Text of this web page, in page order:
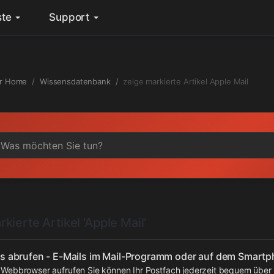
Support
Home Wissensdatenbank zeige markierte Artikel Apple Mail
Artikel 'Apple Mail'
abrufen - E-Mails im Mail-Programm oder auf dem
aufrufen Sie können Ihr Postfach jederzeit bequem